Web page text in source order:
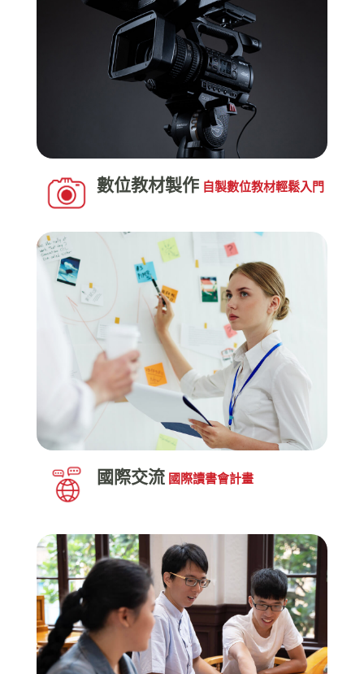
數位教材製作 自製數位教材輕鬆入門
國際交流 國際讀書會計畫